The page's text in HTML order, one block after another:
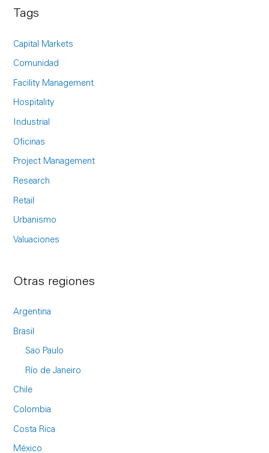
c
:
Tags
Capital Markets
Comunidad
Facility Management
Hospitality
Industrial
Oficinas
Project Management
Research
Retail
Urbanismo
Valuaciones
Otras regiones
Argentina
Brasil
Sao Paulo
Río de Janeiro
Chile
Colombia
Costa Rica
México